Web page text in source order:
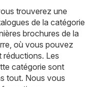
trouverez une
de la catégorie
brochures de la
où vous pouvez
réductions. Les
catégorie sont
tout. Nous vous